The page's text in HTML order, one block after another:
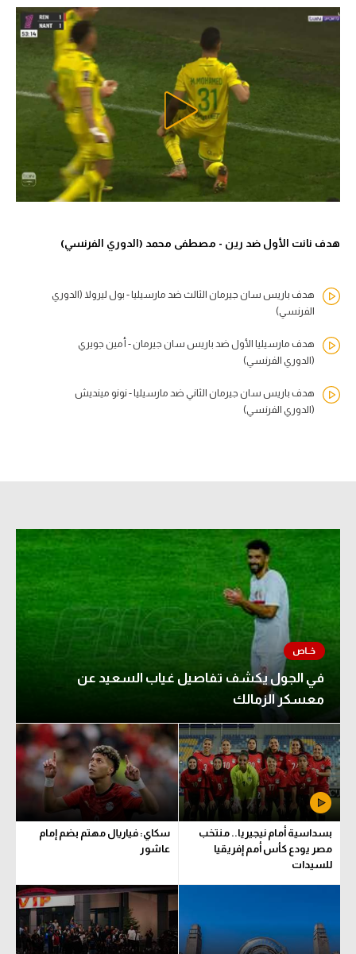
هدف نانت الأول ضد رين - مصطفى محمد (الدوري الفرنسي)
هدف باريس سان جيرمان الثالث ضد مارسيليا - بول ليرولا (الدوري
الفرنسي)
هدف مارسيليا الأول ضد باريس سان جيرمان - أمين جويري
(الدوري الفرنسي)
هدف باريس سان جيرمان الثاني ضد مارسيليا - نونو مينديش
(الدوري الفرنسي)
في الجول يكشف تفاصيل غياب السعيد عن
معسكر الزمالك
بسداسية أمام نيجيريا.. منتخب
مصر يودع كأس أمم إفريقيا
للسيدات
سكاي: فياريال مهتم بضم إمام
عاشور